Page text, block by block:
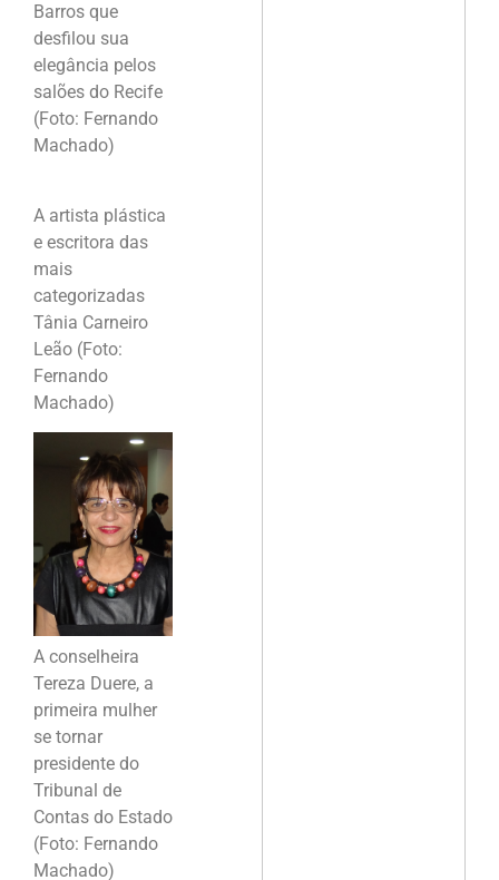
Barros que
desfilou sua
elegância pelos
salões do Recife
(Foto: Fernando
Machado)
A artista plástica
e escritora das
mais
categorizadas
Tânia Carneiro
Leão (Foto:
Fernando
Machado)
A conselheira
Tereza Duere, a
primeira mulher
se tornar
presidente do
Tribunal de
Contas do Estado
(Foto: Fernando
Machado)